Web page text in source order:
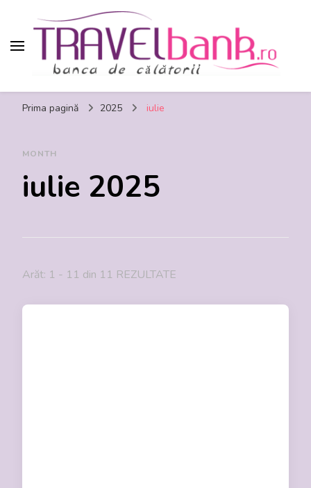
TravelBank.ro – calatorii, turism, distractie,
shopping, timp liber
Prima pagină 2025 iulie
MONTH
iulie 2025
Arăt: 1 - 11 din 11 REZULTATE